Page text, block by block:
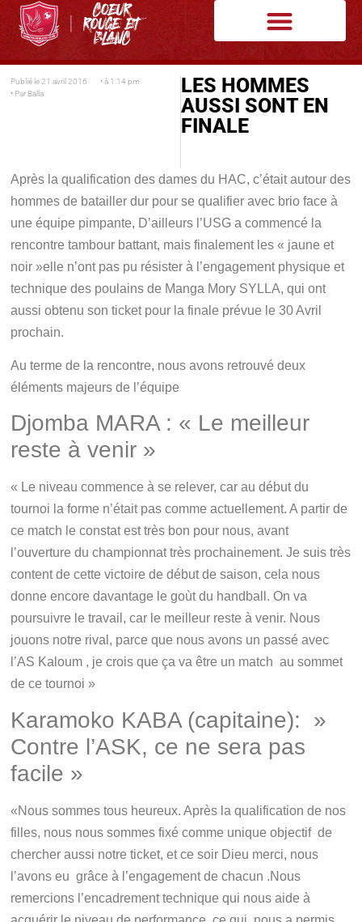
Publié le 21 avril 2016 • à 1:14 pm
• Par Balla
LES HOMMES
AUSSI SONT EN
FINALE
Après la qualification des dames du HAC, c’était autour des
hommes de batailler dur pour se qualifier avec brio face à
une équipe pimpante, D’ailleurs l’USG a commencé la
rencontre tambour battant, mais finalement les « jaune et
noir »elle n’ont pas pu résister à l’engagement physique et
technique des poulains de Manga Mory SYLLA, qui ont
aussi obtenu son ticket pour la finale prévue le 30 Avril
prochain.
Au terme de la rencontre, nous avons retrouvé deux
éléments majeurs de l’équipe
Djomba MARA : « Le meilleur
reste à venir »
« Le niveau commence à se relever, car au début du
tournoi la forme n’était pas comme actuellement. A partir de
ce match le constat est très bon pour nous, avant
l’ouverture du championnat très prochainement. Je suis très
content de cette victoire de début de saison, cela nous
donne encore davantage le goùt du handball. On va
poursuivre le travail, car le meilleur reste à venir. Nous
jouons notre rival, parce que nous avons un passé avec
l’AS Kaloum , je crois que ça va être un match au sommet
de ce tournoi »
Karamoko KABA (capitaine): »
Contre l’ASK, ce ne sera pas
facile »
«Nous sommes tous heureux. Après la qualification de nos
filles, nous nous sommes fixé comme unique objectif de
chercher aussi notre ticket, et ce soir Dieu merci, nous
l’avons eu grâce à l’engagement de chacun .Nous
remercions l’encadrement technique qui nous aide à